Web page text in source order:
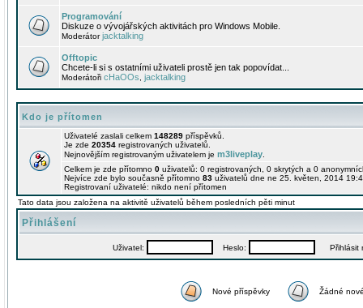
Programování
Diskuze o vývojářských aktivitách pro Windows Mobile.
Moderátorjacktalking
Offtopic
Chcete-li si s ostatními uživateli prostě jen tak popovídat...
Moderátoři cHaOOs jacktalking
Kdo je přítomen
Uživatelé zaslali celkem 148289 příspěvků.
Je zde 20354 registrovaných uživatelů.
Nejnovějším registrovaným uživatelem je m3liveplay
Celkem je zde přítomno 0 uživatelů: 0 registrovaných, 0 skrytých a 0
Nejvíce zde bylo současně přítomno 83 uživatelů dne ne 25. květen, 2014
Registrovaní uživatelé: nikdo není přítomen
Tato data jsou založena na aktivitě uživatelů během posledních pěti minut
Přihlášení
Uživatel: Heslo: Přihlásit
Nové příspěvky Žádné